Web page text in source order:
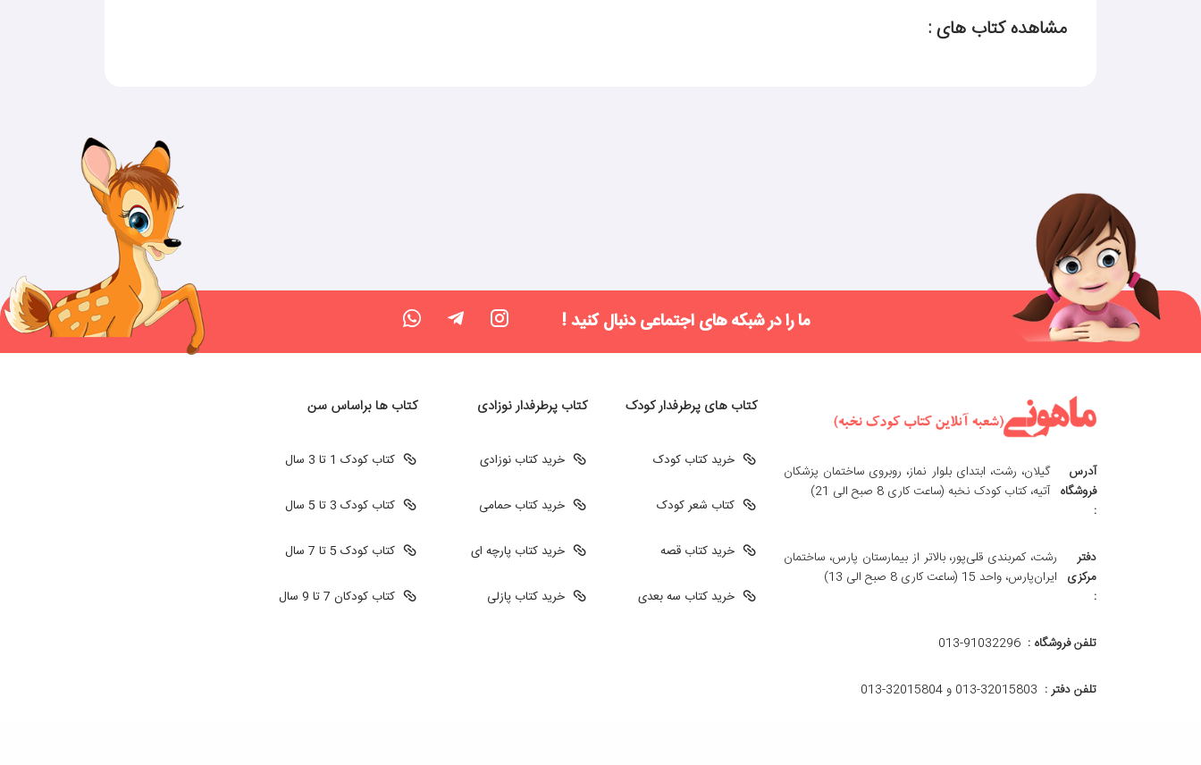
مشاهده کتاب های :
ما را در شبکه های اجتماعی دنبال کنید !
آدرس
فروشگاه
:
گیلان، رشت، ابتدای بلوار نماز، روبروی ساختمان پزشکان
آتیه، کتاب کودک نخبه (ساعت کاری 8 صبح الی 21)
دفتر
مرکزی
:
رشت، کمربندی قلی‌پور، بالاتر از بیمارستان پارس، ساختمان
ایران‌پارس، واحد 15 (ساعت کاری 8 صبح الی 13)
تلفن فروشگاه : 013-91032296
تلفن دفتر : 013-32015803 و 32015804-013
کتاب های پرطرفدار کودک
خرید کتاب کودک
کتاب شعر کودک
خرید کتاب قصه
خرید کتاب سه بعدی
کتاب پرطرفدار نوزادی
خرید کتاب نوزادی
خرید کتاب حمامی
خرید کتاب پارچه ای
خرید کتاب پازلی
کتاب ها براساس سن
کتاب کودک 1 تا 3 سال
کتاب کودک 3 تا 5 سال
کتاب کودک 5 تا 7 سال
کتاب کودکان 7 تا 9 سال